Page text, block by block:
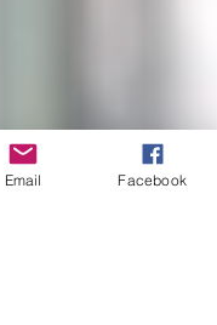
Email Facebook